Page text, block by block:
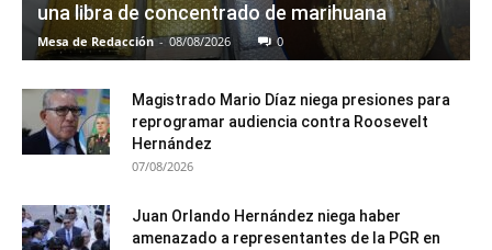
una libra de concentrado de marihuana
Mesa de Redacción - 08/08/2026 0
Magistrado Mario Díaz niega presiones para
reprogramar audiencia contra Roosevelt
Hernández
07/08/2026
Juan Orlando Hernández niega haber
amenazado a representantes de la PGR en